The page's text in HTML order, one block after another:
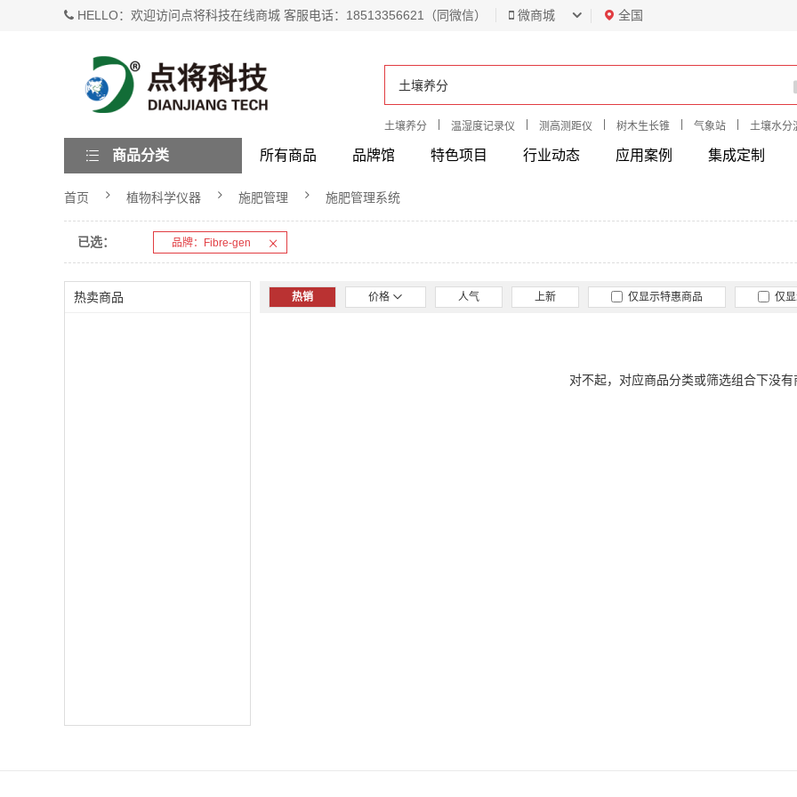
HELLO：欢迎访问点将科技在线商城 客服电话：18513356621（同微信） 微商城 全国
土壤养分 温湿度记录仪 测高测距仪 树木生长锥 气象站 土壤水分
所有商品 品牌馆 特色项目 行业动态 应用案例 集成定制
商品分类
首页 植物科学仪器 施肥管理 施肥管理系统
已选： 品牌：Fibre-gen
热卖商品 热销 价格 人气 上新 仅显示特惠商品 仅
对不起，对应商品分类或筛选组合下没有